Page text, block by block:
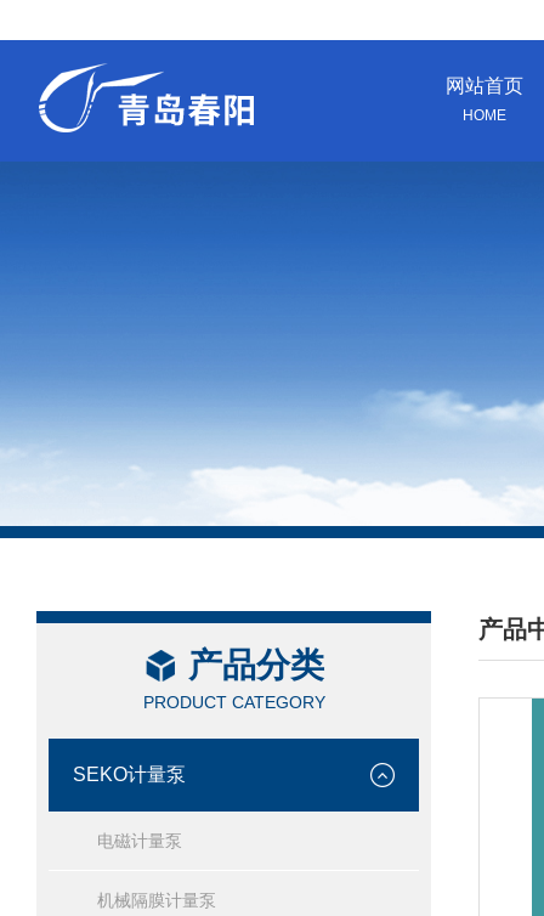
网站首页
HOME
产品分类
PRODUCT CATEGORY
SEKO计量泵
电磁计量泵
机械隔膜计量泵
产品
/